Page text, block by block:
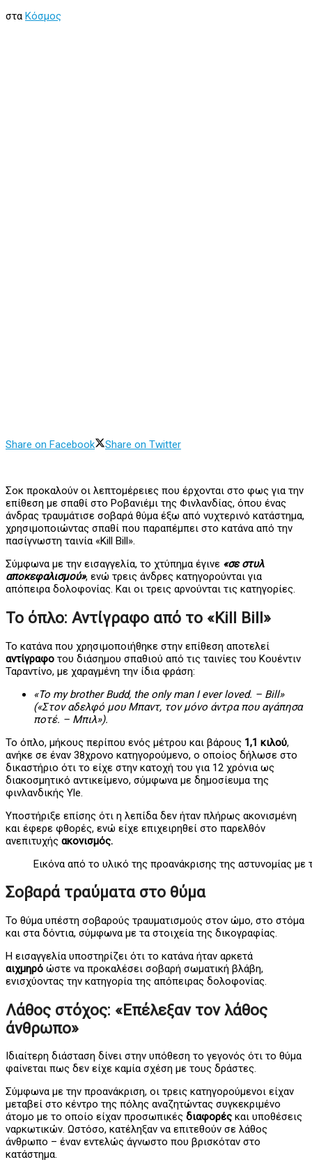
στα Κόσμος
Share on Facebook Share on Twitter
Σοκ προκαλούν οι λεπτομέρειες που έρχονται στο φως για την
επίθεση με σπαθί στο Ροβανιέμι της Φινλανδίας, όπου ένας
άνδρας τραυμάτισε σοβαρά θύμα έξω από νυχτερινό κατάστημα,
χρησιμοποιώντας σπαθί που παραπέμπει στο κατάνα από την
πασίγνωστη ταινία «Kill Bill».
Σύμφωνα με την εισαγγελία, το χτύπημα έγινε «σε στυλ
αποκεφαλισμού», ενώ τρεις άνδρες κατηγορούνται για
απόπειρα δολοφονίας. Και οι τρεις αρνούνται τις κατηγορίες.
Το όπλο: Αντίγραφο από το «Kill Bill»
Το κατάνα που χρησιμοποιήθηκε στην επίθεση αποτελεί
αντίγραφο του διάσημου σπαθιού από τις ταινίες του Κουέντιν
Ταραντίνο, με χαραγμένη την ίδια φράση:
«To my brother Budd, the only man I ever loved. – Bill»
(«Στον αδελφό μου Μπαντ, τον μόνο άντρα που αγάπησα
ποτέ. – Μπιλ»).
Το όπλο, μήκους περίπου ενός μέτρου και βάρους 1,1 κιλού,
ανήκε σε έναν 38χρονο κατηγορούμενο, ο οποίος δήλωσε στο
δικαστήριο ότι το είχε στην κατοχή του για 12 χρόνια ως
διακοσμητικό αντικείμενο, σύμφωνα με δημοσίευμα της
φινλανδικής Yle.
Υποστήριξε επίσης ότι η λεπίδα δεν ήταν πλήρως ακονισμένη
και έφερε φθορές, ενώ είχε επιχειρηθεί στο παρελθόν
ανεπιτυχής ακονισμός.
Εικόνα από το υλικό της προανάκρισης της αστυνομίας
Σοβαρά τραύματα στο θύμα
Το θύμα υπέστη σοβαρούς τραυματισμούς στον ώμο, στο στόμα
και στα δόντια, σύμφωνα με τα στοιχεία της δικογραφίας.
Η εισαγγελία υποστηρίζει ότι το κατάνα ήταν αρκετά
αιχμηρό ώστε να προκαλέσει σοβαρή σωματική βλάβη,
ενισχύοντας την κατηγορία της απόπειρας δολοφονίας.
Λάθος στόχος: «Επέλεξαν τον λάθος
άνθρωπο»
Ιδιαίτερη διάσταση δίνει στην υπόθεση το γεγονός ότι το θύμα
φαίνεται πως δεν είχε καμία σχέση με τους δράστες.
Σύμφωνα με την προανάκριση, οι τρεις κατηγορούμενοι είχαν
μεταβεί στο κέντρο της πόλης αναζητώντας συγκεκριμένο
άτομο με το οποίο είχαν προσωπικές διαφορές και υποθέσεις
ναρκωτικών. Ωστόσο, κατέληξαν να επιτεθούν σε λάθος
άνθρωπο – έναν εντελώς άγνωστο που βρισκόταν στο
κατάστημα.